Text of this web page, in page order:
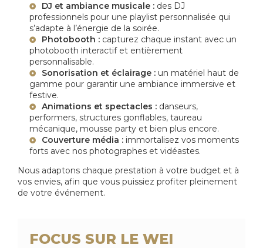
DJ et ambiance musicale : des DJ
professionnels pour une playlist personnalisée qui
s’adapte à l’énergie de la soirée.
Photobooth : capturez chaque instant avec un
photobooth interactif et entièrement
personnalisable.
Sonorisation et éclairage : un matériel haut de
gamme pour garantir une ambiance immersive et
festive.
Animations et spectacles : danseurs,
performers, structures gonflables, taureau
mécanique, mousse party et bien plus encore.
Couverture média : immortalisez vos moments
forts avec nos photographes et vidéastes.
Nous adaptons chaque prestation à votre budget et à
vos envies, afin que vous puissiez profiter pleinement
de votre événement.
FOCUS SUR LE WEI